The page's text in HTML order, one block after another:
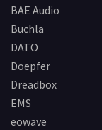
BAE Audio
Buchla
DATO
Doepfer
Dreadbox
EMS
eowave